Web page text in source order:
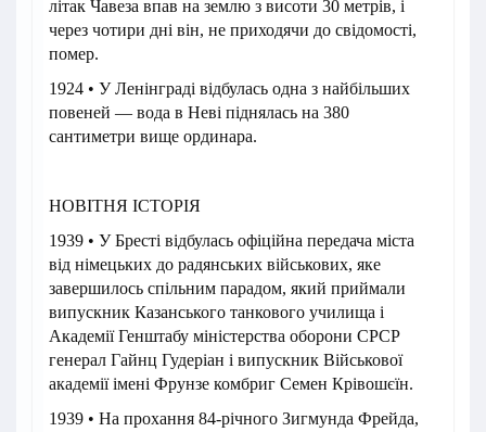
літак Чавеза впав на землю з висоти 30 метрів, і
через чотири дні він, не приходячи до свідомості,
помер.
1924 • У Ленінграді відбулась одна з найбільших
повеней — вода в Неві піднялась на 380
сантиметри вище ординара.
НОВІТНЯ ІСТОРІЯ
1939 • У Бресті відбулась офіційна передача міста
від німецьких до радянських військових, яке
завершилось спільним парадом, який приймали
випускник Казанського танкового училища і
Академії Генштабу міністерства оборони СРСР
генерал Гайнц Гудеріан і випускник Військової
академії імені Фрунзе комбриг Семен Крівошєїн.
1939 • На прохання 84-річного Зигмунда Фрейда,